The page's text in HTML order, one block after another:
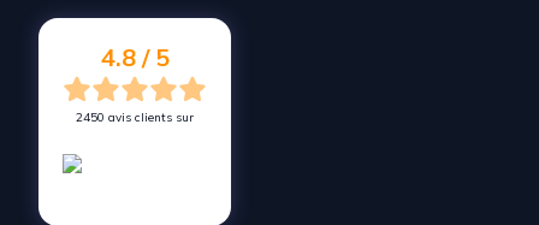
4.8 / 5
2450 avis clients sur